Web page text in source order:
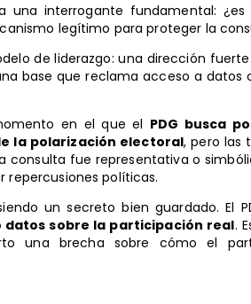
una interrogante fundamental:
legítimo para proteger la
de liderazgo: una dirección
base que reclama acceso a datos
en el que el PDG busca
la polarización electoral, pero las
consulta fue representativa o
repercusiones políticas.
un secreto bien guardado. El
sobre la participación real.
una brecha sobre cómo el